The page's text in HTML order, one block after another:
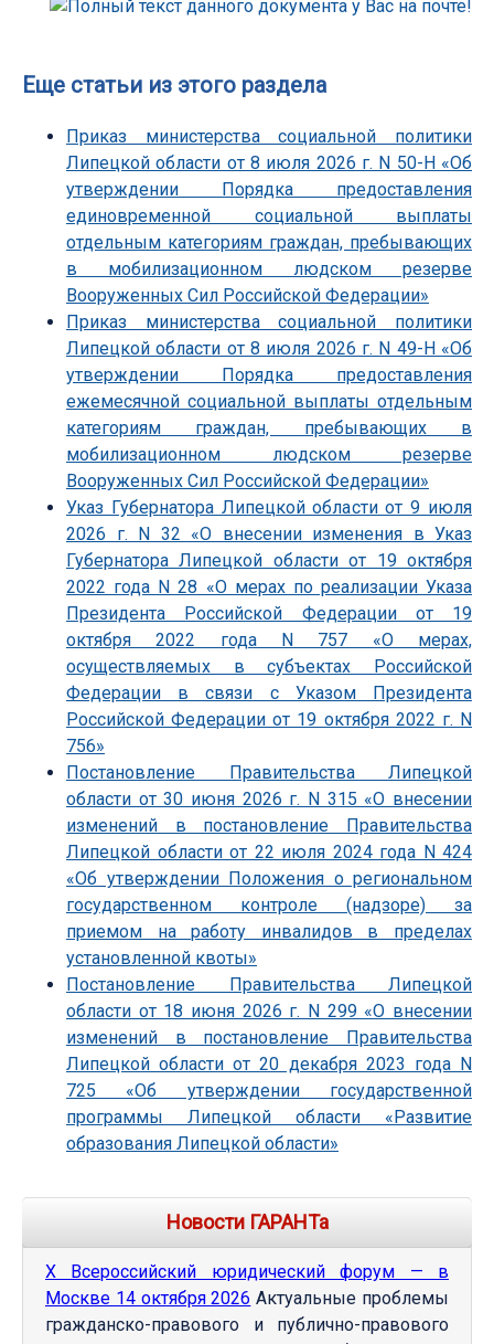
Еще статьи из этого раздела
Приказ министерства социальной политики
Липецкой области от 8 июля 2026 г. N 50-Н «Об
утверждении Порядка предоставления
единовременной социальной выплаты
отдельным категориям граждан, пребывающих
в мобилизационном людском резерве
Вооруженных Сил Российской Федерации»
Приказ министерства социальной политики
Липецкой области от 8 июля 2026 г. N 49-Н «Об
утверждении Порядка предоставления
ежемесячной социальной выплаты отдельным
категориям граждан, пребывающих в
мобилизационном людском резерве
Вооруженных Сил Российской Федерации»
Указ Губернатора Липецкой области от 9 июля
2026 г. N 32 «О внесении изменения в Указ
Губернатора Липецкой области от 19 октября
2022 года N 28 «О мерах по реализации Указа
Президента Российской Федерации от 19
октября 2022 года N 757 «О мерах,
осуществляемых в субъектах Российской
Федерации в связи с Указом Президента
Российской Федерации от 19 октября 2022 г. N
756»
Постановление Правительства Липецкой
области от 30 июня 2026 г. N 315 «О внесении
изменений в постановление Правительства
Липецкой области от 22 июля 2024 года N 424
«Об утверждении Положения о региональном
государственном контроле (надзоре) за
приемом на работу инвалидов в пределах
установленной квоты»
Постановление Правительства Липецкой
области от 18 июня 2026 г. N 299 «О внесении
изменений в постановление Правительства
Липецкой области от 20 декабря 2023 года N
725 «Об утверждении государственной
программы Липецкой области «Развитие
образования Липецкой области»
Новости ГАРАНТа
Х Всероссийский юридический форум — в
Москве 14 октября 2026 Актуальные проблемы
гражданско-правового и публично-правового